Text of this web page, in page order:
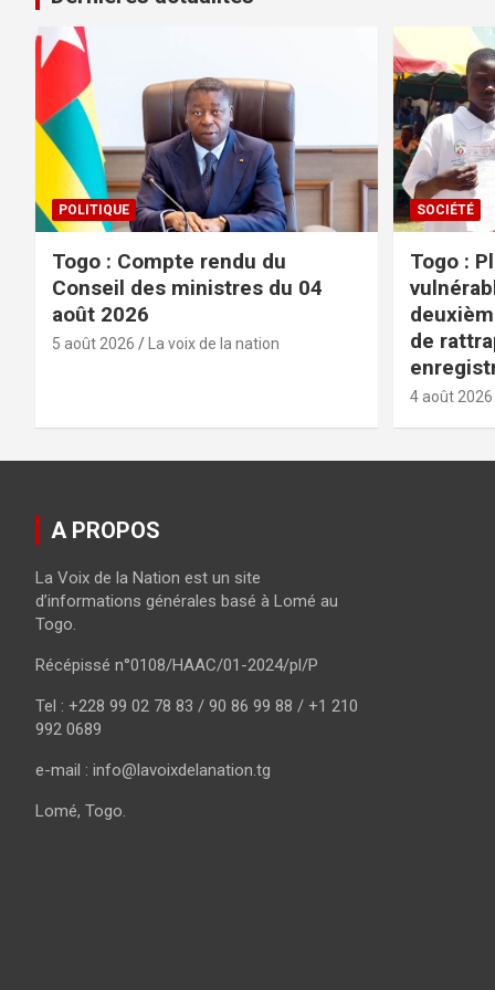
POLITIQUE
Togo : Compte rendu du
Conseil des ministres du 04
août 2026
5 août 2026 La voix de la nation
SOCIÉTÉ
Togo :
de
4 août 2026
A PROPOS
La Voix de la Nation est un site
d’informations générales basé à Lomé au
Togo.
Récépissé n°0108/HAAC/01-2024/pl/P
Tel : +228 99 02 78 83 / 90 86 99 88 / +1 210
992 0689
e-mail : info@lavoixdelanation.tg
Lomé, Togo.